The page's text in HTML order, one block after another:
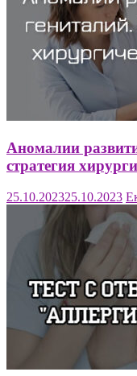
Аномалии
стратегия
25.10.202325.10.2023